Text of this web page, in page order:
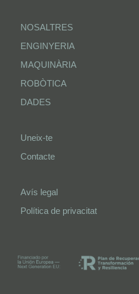
NOSALTRES
ENGINYERIA
MAQUINÀRIA
ROBÒTICA
DADES
Uneix-te
Contacte
Avís legal
Política de privacitat